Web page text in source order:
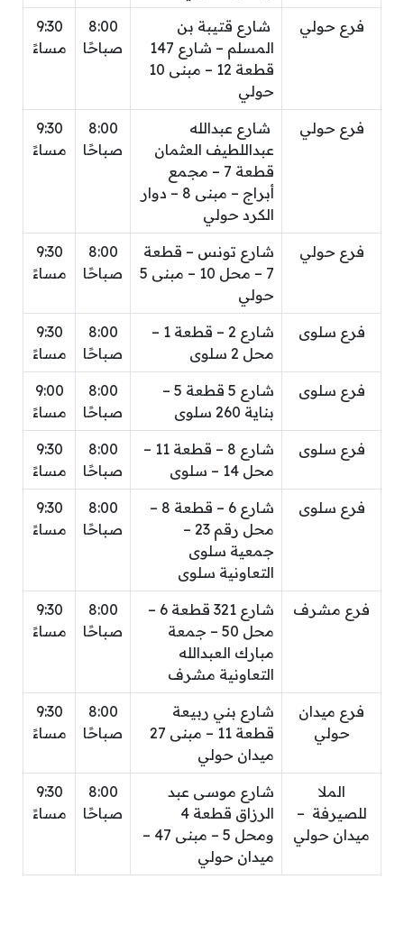
فرع حولي
شارع قتيبة بن
المسلم – شارع 147
قطعة 12 – مبنى 10
حولي
8:00
صباحًا
9:30
مساءً
فرع حولي
شارع عبدالله
عبداللطيف العثمان
قطعة 7 – مجمع
أبراج – مبنى 8 – دوار
الكرد حولي
8:00
صباحًا
9:30
مساءً
فرع حولي
شارع تونس – قطعة
7 – محل 10 – مبنى 5
حولي
8:00
صباحًا
9:30
مساءً
فرع سلوى
شارع 2 – قطعة 1 –
محل 2 سلوى
8:00
صباحًا
9:30
مساءً
فرع سلوى
شارع 5 قطعة 5 –
بناية 260 سلوى
8:00
صباحًا
9:00
مساءً
فرع سلوى
شارع 8 – قطعة 11 –
محل 14 – سلوى
8:00
صباحًا
9:30
مساءً
فرع سلوى
شارع 6 – قطعة 8 –
محل رقم 23 –
جمعية سلوى
التعاونية سلوى
8:00
صباحًا
9:30
مساءً
فرع مشرف
شارع 321 قطعة 6 –
محل 50 – جمعة
مبارك العبدالله
التعاونية مشرف
8:00
صباحًا
9:30
مساءً
فرع ميدان
حولي
شارع بني ربيعة
قطعة 11 – مبنى 27
ميدان حولي
8:00
صباحًا
9:30
مساءً
الملا
للصيرفة –
ميدان حولي
شارع موسى عبد
الرزاق قطعة 4
ومحل 5 – مبنى 47 –
ميدان حولي
8:00
صباحًا
9:30
مساءً